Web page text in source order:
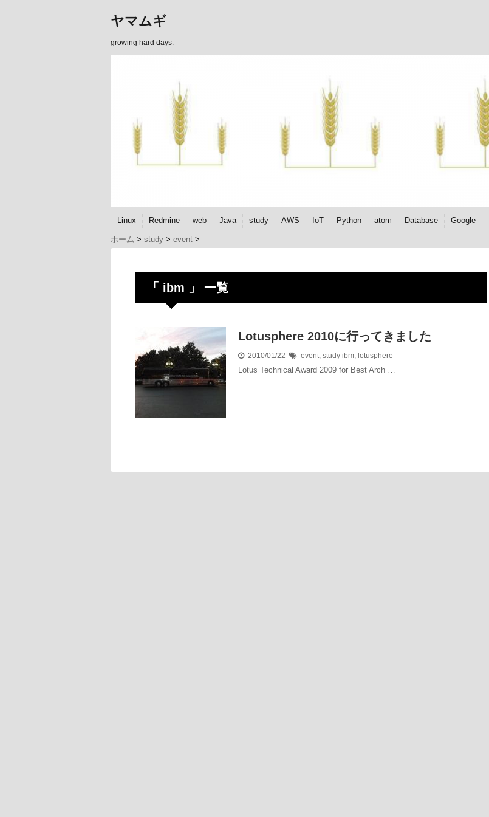
ヤマムギ
growing hard days.
Linux Redmine web Java study AWS IoT Python atom Database Google
ホーム > study > event >
「 ibm 」 一覧
Lotusphere 2010に行ってきました
2010/01/22 event, study ibm, lotusphere
Lotus Technical Award 2009 for Best Arch …